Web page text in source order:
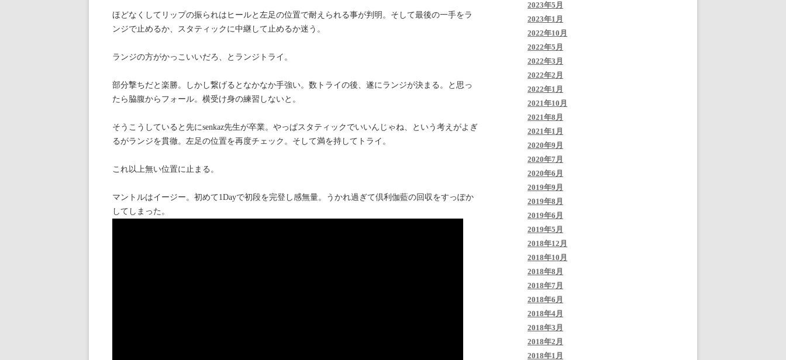
ほどなくしてリップの振られはヒールと左足の位置で耐えられる事が判明。そして最後の一手をラ
ンジで止めるか、スタティックに中継して止めるか迷う。
ランジの方がかっこいいだろ、とランジトライ。
部分撃ちだと楽勝。しかし繋げるとなかなか手強い。数トライの後、遂にランジが決まる。と思っ
たら脇腹からフォール。横受け身の練習しないと。
そうこうしていると先にsenkaz先生が卒業。やっぱスタティックでいいんじゃね、という考えがよぎ
るがランジを貫徹。左足の位置を再度チェック。そして満を持してトライ。
これ以上無い位置に止まる。
マントルはイージー。初めて1Dayで初段を完登し感無量。うかれ過ぎて倶利伽藍の回収をすっぽか
してしまった。
2023年5月
2023年1月
2022年10月
2022年5月
2022年3月
2022年2月
2022年1月
2021年10月
2021年8月
2021年1月
2020年9月
2020年7月
2020年6月
2019年9月
2019年8月
2019年6月
2019年5月
2018年12月
2018年10月
2018年8月
2018年7月
2018年6月
2018年4月
2018年3月
2018年2月
2018年1月